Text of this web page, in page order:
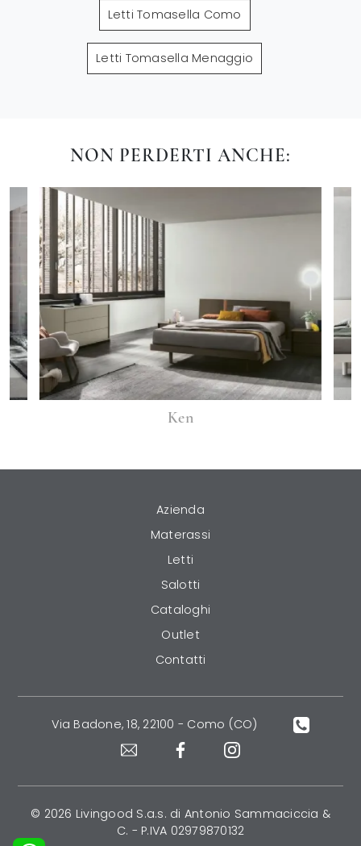
Letti Tomasella Como
Letti Tomasella Menaggio
NON PERDERTI ANCHE:
Ken
Azienda
Materassi
Letti
Salotti
Cataloghi
Outlet
Contatti
Via Badone, 18, 22100 - Como (CO)
© 2026 Livingood S.a.s. di Antonio Sammaciccia &
C. - P.IVA 02979870132